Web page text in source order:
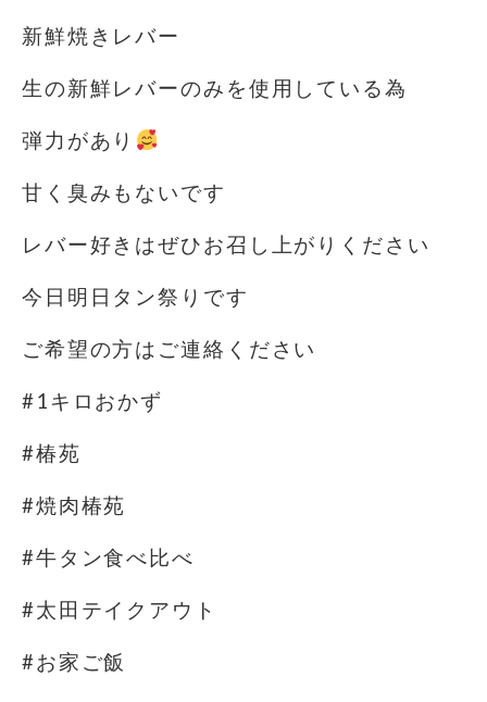
新鮮焼きレバー
生の新鮮レバーのみを使用している為
弾力があり
甘く臭みもないです
レバー好きはぜひお召し上がりください
今日明日タン祭りです
ご希望の方はご連絡ください
#1キロおかず
#椿苑
#焼肉椿苑
#牛タン食べ比べ
#太田テイクアウト
#お家ご飯